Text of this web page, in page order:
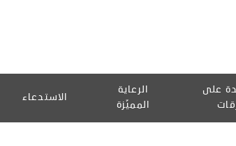
على
الرعاية
المميّزة
الاستدعاء